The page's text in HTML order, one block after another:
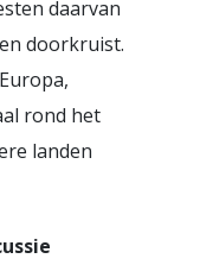
daarvan
doorkruist.
rond het
landen